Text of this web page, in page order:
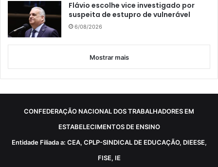
Flávio escolhe vice investigado por
suspeita de estupro de vulnerável
6/08/2026
Mostrar mais
CONFEDERAÇÃO NACIONAL DOS TRABALHADORES EM
ESTABELECIMENTOS DE ENSINO
Entidade Filiada a: CEA, CPLP-SINDICAL DE EDUCAÇÃO, DIEESE,
FISE, IE